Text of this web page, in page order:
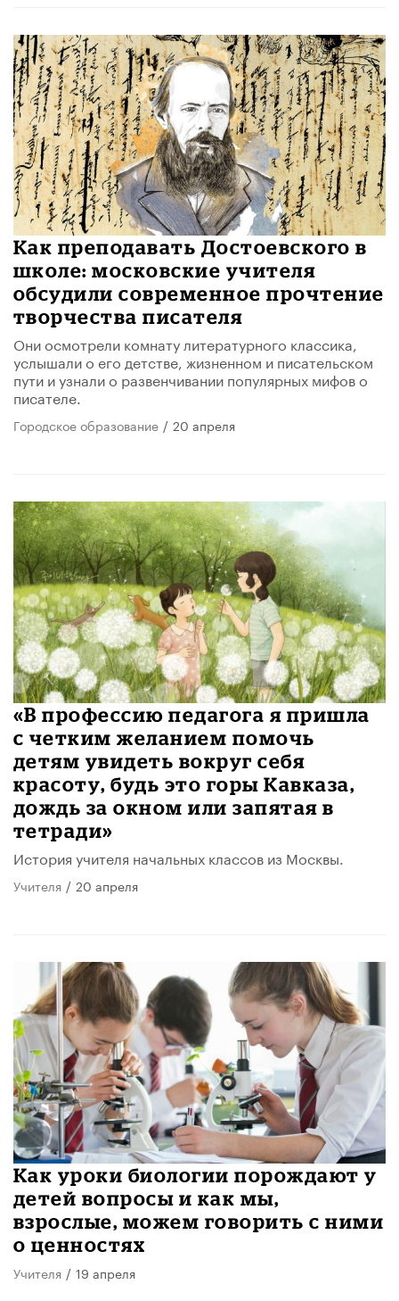
Как преподавать Достоевского в
школе: московские учителя
обсудили современное прочтение
творчества писателя
Они осмотрели комнату литературного классика,
услышали о его детстве, жизненном и писательском
пути и узнали о развенчивании популярных мифов о
писателе.
Городское образование / 20 апреля
«В профессию педагога я пришла
с четким желанием помочь
детям увидеть вокруг себя
красоту, будь это горы Кавказа,
дождь за окном или запятая в
тетради»
История учителя начальных классов из Москвы.
Учителя / 20 апреля
Как уроки биологии порождают у
детей вопросы и как мы,
взрослые, можем говорить с ними
о ценностях
Учителя / 19 апреля